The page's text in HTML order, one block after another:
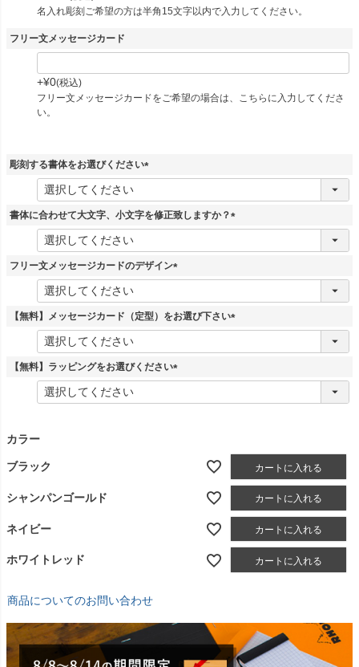
名入れ彫刻ご希望の方は半角15文字以内で入力してください。
フリー文メッセージカード
+¥0 税込
フリー文メッセージカードをご希望の場合は、こちらに入力してくださ
い。
彫刻する書体をお選びください
(
須
書体に合わせて大文字、小文字を修正致しますか？
(
フリー文メッセージカードのデザイン
(
須
【無料】メッセージカード（定型）をお選び下さい
(
【無料】ラッピングをお選びください
(
カラー
ブラック カートに入れる
シャンパンゴールド カートに入れる
ネイビー カートに入れる
ホワイトレッド カートに入れる
商品についてのお問い合わせ